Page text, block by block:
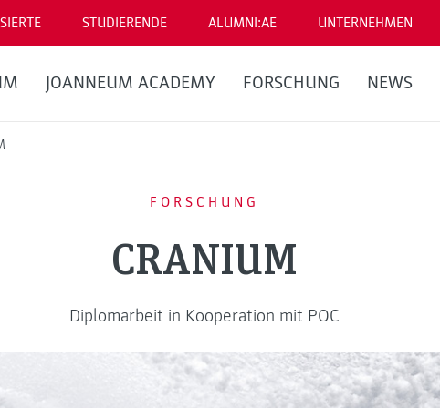
STUDIERENDE ALUMNI:AE UNTERNEHMEN
JOANNEUM ACADEMY FORSCHUNG NEWS
FORSCHUNG
CRANIUM
Diplomarbeit in Kooperation mit POC